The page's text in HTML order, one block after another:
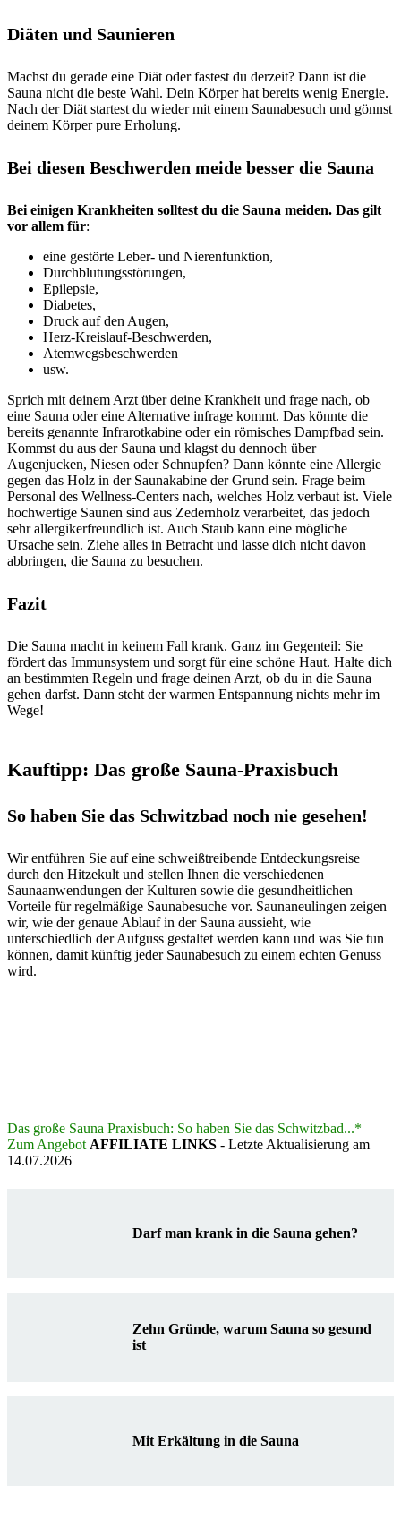
Diäten und Saunieren
Machst du gerade eine Diät oder fastest du derzeit? Dann ist die
Sauna nicht die beste Wahl. Dein Körper hat bereits wenig Energie.
Nach der Diät startest du wieder mit einem Saunabesuch und gönnst
deinem Körper pure Erholung.
Bei diesen Beschwerden meide besser die Sauna
Bei einigen Krankheiten solltest du die Sauna meiden. Das gilt
vor allem für:
eine gestörte Leber- und Nierenfunktion,
Durchblutungsstörungen,
Epilepsie,
Diabetes,
Druck auf den Augen,
Herz-Kreislauf-Beschwerden,
Atemwegsbeschwerden
usw.
Sprich mit deinem Arzt über deine Krankheit und frage nach, ob
eine Sauna oder eine Alternative infrage kommt. Das könnte die
bereits genannte Infrarotkabine oder ein römisches Dampfbad sein.
Kommst du aus der Sauna und klagst du dennoch über
Augenjucken, Niesen oder Schnupfen? Dann könnte eine Allergie
gegen das Holz in der Saunakabine der Grund sein. Frage beim
Personal des Wellness-Centers nach, welches Holz verbaut ist. Viele
hochwertige Saunen sind aus Zedernholz verarbeitet, das jedoch
sehr allergikerfreundlich ist. Auch Staub kann eine mögliche
Ursache sein. Ziehe alles in Betracht und lasse dich nicht davon
abbringen, die Sauna zu besuchen.
Fazit
Die Sauna macht in keinem Fall krank. Ganz im Gegenteil: Sie
fördert das Immunsystem und sorgt für eine schöne Haut. Halte dich
an bestimmten Regeln und frage deinen Arzt, ob du in die Sauna
gehen darfst. Dann steht der warmen Entspannung nichts mehr im
Wege!
Kauftipp: Das große Sauna-Praxisbuch
So haben Sie das Schwitzbad noch nie gesehen!
Wir entführen Sie auf eine schweißtreibende Entdeckungsreise
durch den Hitzekult und stellen Ihnen die verschiedenen
Saunaanwendungen der Kulturen sowie die gesundheitlichen
Vorteile für regelmäßige Saunabesuche vor. Saunaneulingen zeigen
wir, wie der genaue Ablauf in der Sauna aussieht, wie
unterschiedlich der Aufguss gestaltet werden kann und was Sie tun
können, damit künftig jeder Saunabesuch zu einem echten Genuss
wird.
Das große Sauna Praxisbuch: So haben Sie das Schwitzbad...*
Zum Angebot AFFILIATE LINKS - Letzte Aktualisierung am
14.07.2026
Darf man krank in die Sauna gehen?
Zehn Gründe, warum Sauna so gesund
ist
Mit Erkältung in die Sauna